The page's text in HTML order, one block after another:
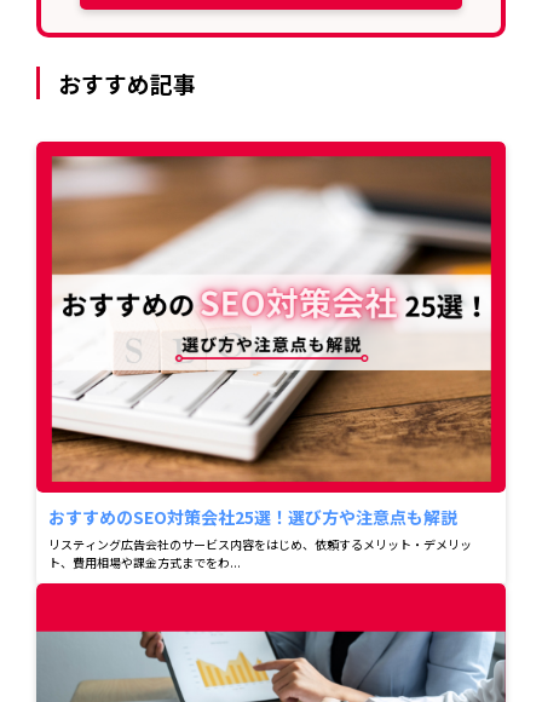
おすすめ記事
おすすめのSEO対策会社25選！選び方や注意点も解説
リスティング広告会社のサービス内容をはじめ、依頼するメリット・デメリッ
ト、費用相場や課金方式までをわ...